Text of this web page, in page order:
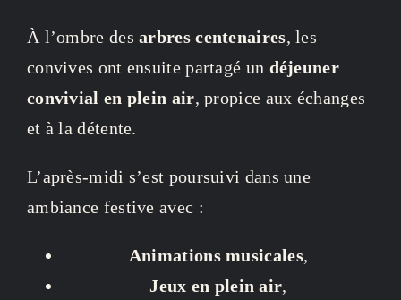
À l’ombre desarbres centenaires, les
convives ont ensuite partagé un déjeuner
convivial en plein air, propice aux échanges
et à la détente.
L’après-midi s’est poursuivi dans une
ambiance festive avec :
Animations musicales,
Jeux en plein air,